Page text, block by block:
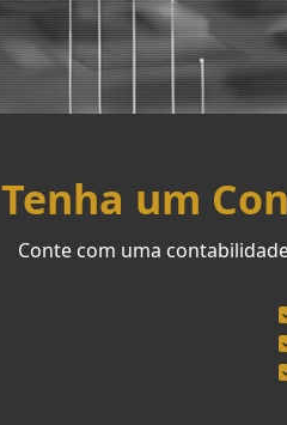
Tenha um
Conte com uma